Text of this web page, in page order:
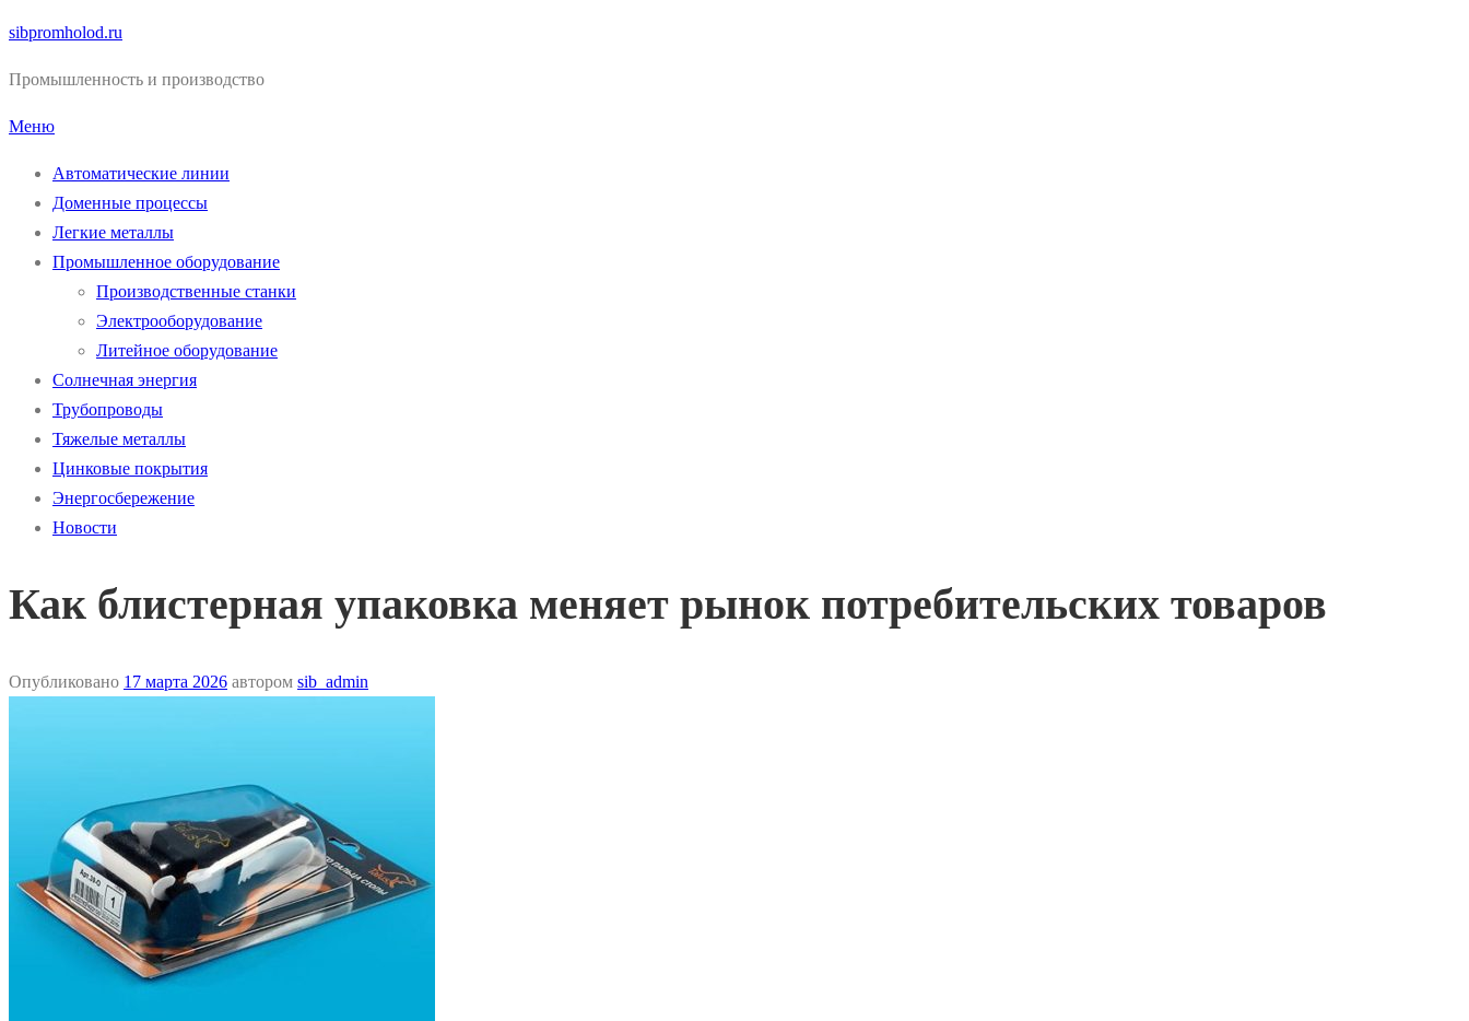
Перейти
содержимому
sibpromholod.ru
Промышленность и производство
Меню
Автоматические линии
Доменные процессы
Легкие металлы
Промышленное оборудование
Производственные станки
Электрооборудование
Литейное оборудование
Солнечная энергия
Трубопроводы
Тяжелые металлы
Цинковые покрытия
Энергосбережение
Новости
Как блистерная упаковка меняет рынок потребительских товаров
Опубликовано 17 марта 2026 автором sib_admin